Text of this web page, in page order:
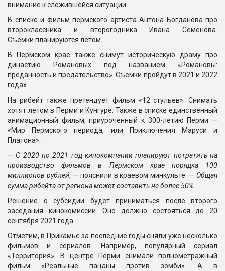
внимание к сложившейся ситуации.
В списке и фильм пермского артиста Антона Богданова про
второклассника и второгодника Ивана Семёнова.
Съёмки планируются летом.
В Пермском крае также снимут историческую драму про
династию Романовых под названием «Романовы:
преданность и предательство». Съёмки пройдут в 2021 и 2022
годах.
На рибейт также претендует фильм «12 стульев». Снимать
хотят летом в Перми и Кунгуре. Также в списке единственный
анимационный фильм, приуроченный к 300-летию Перми —
«Мир Пермского периода, или Приключения Маруси и
Платона».
—С 2020 по 2021 год кинокомпании планируют потратить на
производство фильмов в Пермском крае порядка 100
миллионов рублей, — пояснили в краевом минкульте. — Общая
сумма рибейта от региона может составить не более 50%.
Решение о субсидии будет приниматься после второго
заседания кинокомиссии. Оно должно состояться до 20
сентября 2021 года.
Отметим, в Прикамье за последние годы сняли уже несколько
фильмов и сериалов. Например, популярный сериал
«Территория». В центре Перми снимали полнометражный
фильм «Реальные пацаны против зомби». А в